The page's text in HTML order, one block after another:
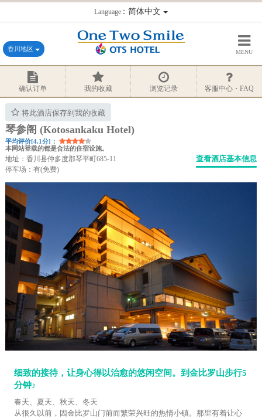
Language：简体中文
香川地区 MENU
确认订单 我的收藏 浏览记录 客服中心・FAQ
将此酒店保存到我的收藏
琴参阁 (Kotosankaku Hotel)
平均评价[4.1分]：
本网站登载的都是合法的住宿设施。
地址：香川县仲多度郡琴平町685-11
停车场：有(免费)
查看酒店基本信息
细致的接待，让身心得以治愈的悠闲空间。到金比罗山步行5
分钟♪
春天、夏天、秋天、冬天
从很久以前，因金比罗山门前而繁荣兴旺的热情小镇。那里有着让心